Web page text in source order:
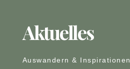
Aktuelles
Auswandern & Inspirationen